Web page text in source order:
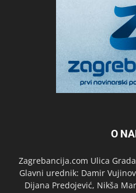
O
Zagrebancija.com Ulica
Glavni urednik: Damir
Dijana Predojević, Nikša